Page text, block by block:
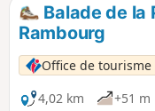
Balade de la
Rambourg
Office de tourisme
4,02 km
+51 m